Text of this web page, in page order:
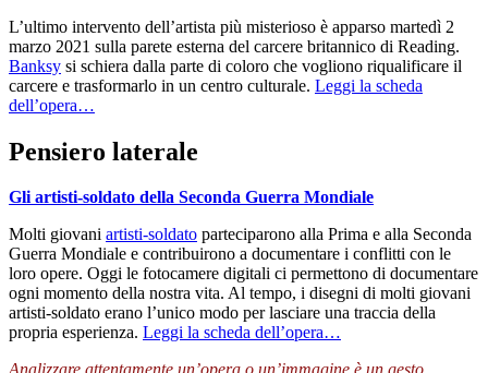
L’ultimo intervento dell’artista più misterioso è apparso martedì 2
marzo 2021 sulla parete esterna del carcere britannico di Reading.
Banksy si schiera dalla parte di coloro che vogliono riqualificare il
carcere e trasformarlo in un centro culturale. Leggi la scheda
dell’opera…
Pensiero laterale
Gli artisti-soldato della Seconda Guerra Mondiale
Molti giovani artisti-soldato parteciparono alla Prima e alla Seconda
Guerra Mondiale e contribuirono a documentare i conflitti con le
loro opere. Oggi le fotocamere digitali ci permettono di documentare
ogni momento della nostra vita. Al tempo, i disegni di molti giovani
artisti-soldato erano l’unico modo per lasciare una traccia della
propria esperienza. Leggi la scheda dell’opera…